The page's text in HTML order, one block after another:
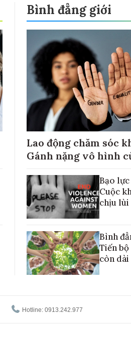
Bình đẳng giới
Lao động chăm sóc
Gánh nặng vô hình
Bạo
Cuộc
chịu lùi
Bình
Tiến
còn dài
Hotline: 0913.242.977